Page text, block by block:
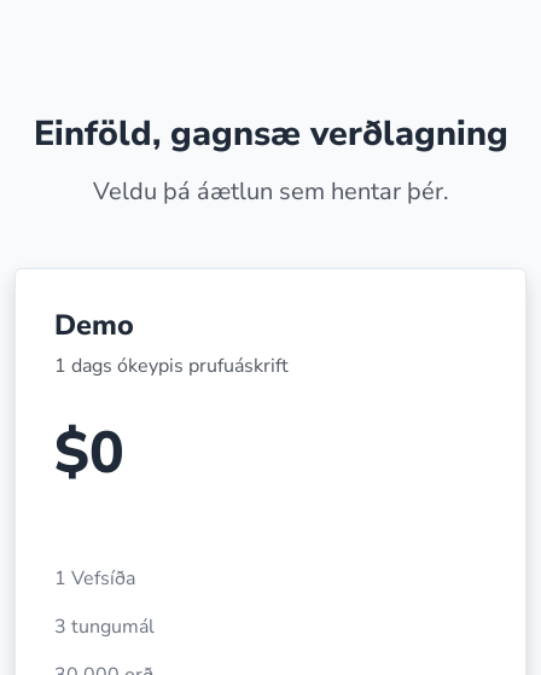
Einföld, gagnsæ verðlagning
Veldu þá áætlun sem hentar þér.
Demo
1 dags ókeypis prufuáskrift
$0
1 Vefsíða
3 tungumál